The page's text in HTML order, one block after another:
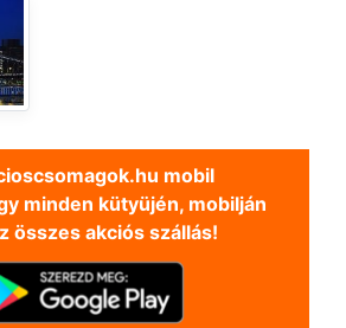
mobil
minden kütyüjén, mobilján
összes akciós szállás!